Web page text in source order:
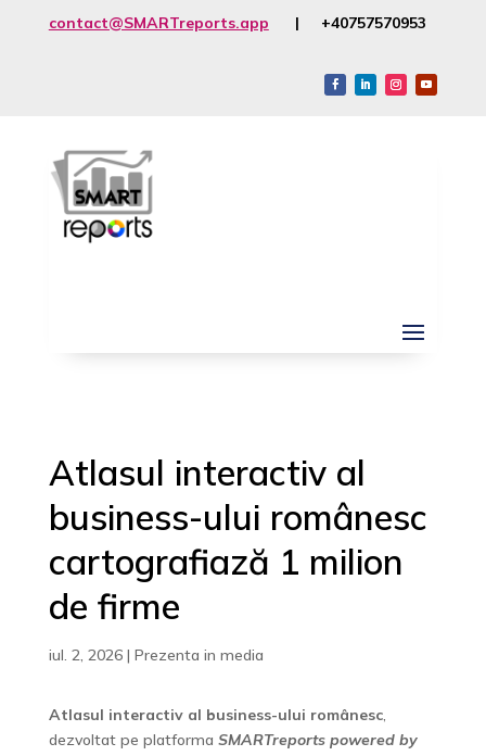
contact@SMARTreports.app | +40757570953
Atlasul interactiv al
business-ului românesc
cartografiază 1 milion
de firme
iul. 2, 2026| Prezenta in media
Atlasul interactiv al business-ului românesc,
dezvoltat pe platforma SMARTreports powered by